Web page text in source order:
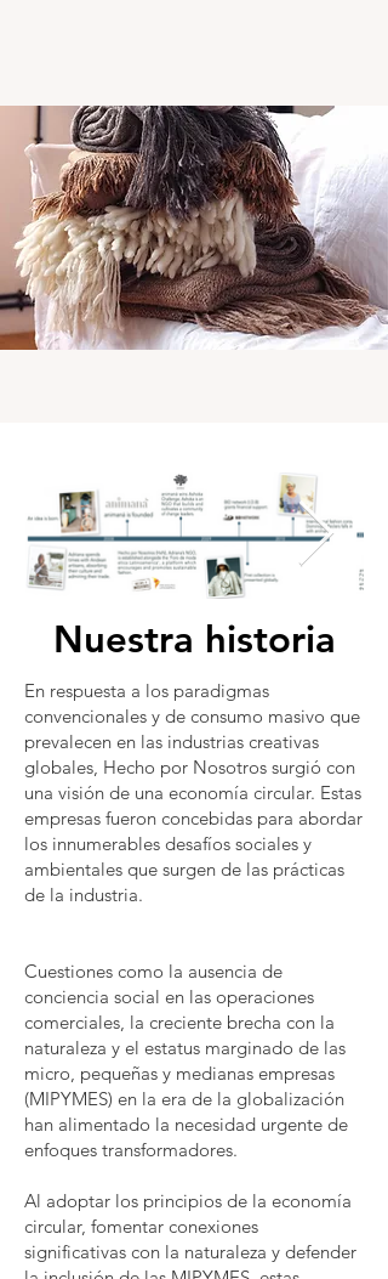
Nuestra historia
​En respuesta a los paradigmas
convencionales y de consumo masivo que
prevalecen en las industrias creativas
globales, Hecho por Nosotros surgió con
una visión de una economía circular. Estas
empresas fueron concebidas para abordar
los innumerables desafíos sociales y
ambientales que surgen de las prácticas
de la industria.
Cuestiones como la ausencia de
conciencia social en las operaciones
comerciales, la creciente brecha con la
naturaleza y el estatus marginado de las
micro, pequeñas y medianas empresas
(MIPYMES) en la era de la globalización
han alimentado la necesidad urgente de
enfoques transformadores.
Al adoptar los principios de la economía
circular, fomentar conexiones
significativas con la naturaleza y defender